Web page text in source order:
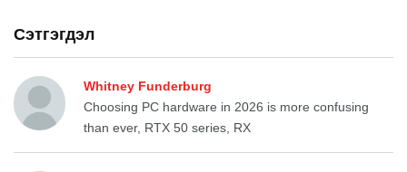
Сэтгэгдэл
Whitney Funderburg
Choosing PC hardware in 2026 is more confusing
than ever, RTX 50 series, RX